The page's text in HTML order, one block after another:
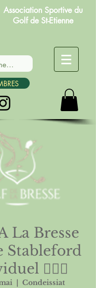
Association Sportive du
Golf de St-Etienne
La Bresse
Stableford
🏌🏻‍♀️
Condeissiat